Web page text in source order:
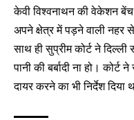
केवी विश्वनाथन की वेकेशन
अपने क्षेत्र में पड़ने वाली नहर
साथ ही सुप्रीम कोर्ट ने दिल्ली
पानी की बर्बादी ना हो।
दायर करने का भी निर्देश दिया